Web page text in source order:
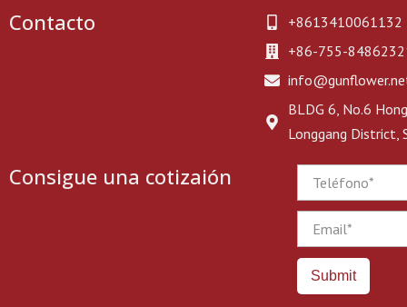
Contacto
+8613410061132
+86-755-
BLDG 6, No.6
Longgang District,
Consigue una cotizaión
Submit